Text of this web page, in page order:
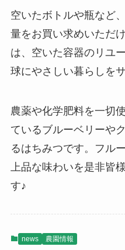
空いたボトルや瓶など
量をお買い求めいただ
は、空いた容器のリユ
球にやさしい暮らしを
農薬や化学肥料を一切
ているブルーベリーや
るはちみつです。フル
上品な味わいを是非皆
す♪
news 農園情報